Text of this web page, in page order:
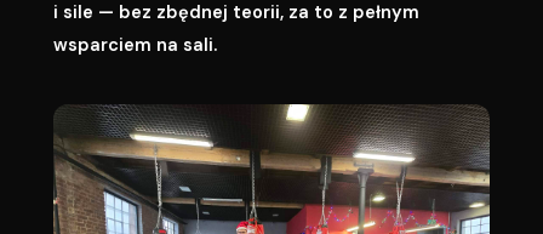
i sile — bez zbędnej teorii, za to z pełnym
wsparciem na sali.